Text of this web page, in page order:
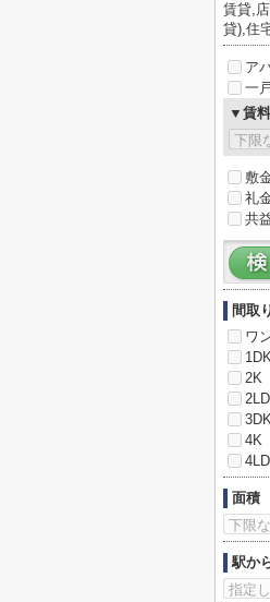
賃貸,
貸),住
ア
一
▼賃料
敷
礼
共
間取
ワ
2K
4K
面積
駅か